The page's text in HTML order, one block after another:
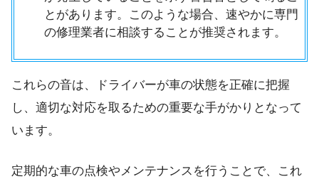
とがあります。このような場合、速やかに専門
の修理業者に相談することが推奨されます。
これらの音は、ドライバーが車の状態を正確に把握
し、適切な対応を取るための重要な手がかりとなって
います。
定期的な車の点検やメンテナンスを行うことで、これ